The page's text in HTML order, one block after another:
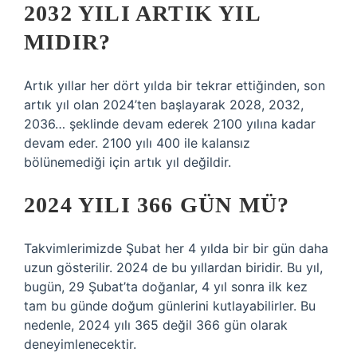
2032 YILI ARTIK YIL
MIDIR?
Artık yıllar her dört yılda bir tekrar ettiğinden, son
artık yıl olan 2024’ten başlayarak 2028, 2032,
2036… şeklinde devam ederek 2100 yılına kadar
devam eder. 2100 yılı 400 ile kalansız
bölünemediği için artık yıl değildir.
2024 YILI 366 GÜN MÜ?
Takvimlerimizde Şubat her 4 yılda bir bir gün daha
uzun gösterilir. 2024 de bu yıllardan biridir. Bu yıl,
bugün, 29 Şubat’ta doğanlar, 4 yıl sonra ilk kez
tam bu günde doğum günlerini kutlayabilirler. Bu
nedenle, 2024 yılı 365 değil 366 gün olarak
deneyimlenecektir.